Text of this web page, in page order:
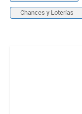
Chances y Loterías